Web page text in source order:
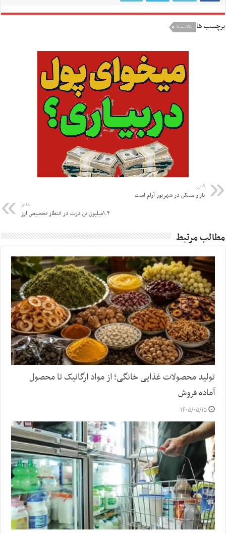
برچسب ها بانک سینا
قبلی
بازار مسکن در شهریور آرام است
بعدی
۱.۴میلیون تن ذرت در انتظار تخصیص ارز
مطالب مرتبط
تولید محصولات غذایی خانگی؛ از مواد ارگانیک تا محصول
آماده فروش
۱۴۰۵/۰۵/۱۵